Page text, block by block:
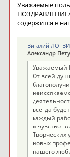
Уважаемые
содержится в
Виталий
Александр
Уважаемый
От всей
всегда
каждый
и чувство
Творческих
новых
нашего